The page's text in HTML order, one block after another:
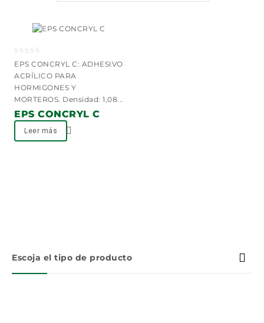
0
out
of
5
EPS CONCRYL C: ADHESIVO
ACRÍLICO PARA
HORMIGONES Y
MORTEROS. Densidad: 1,08...
EPS CONCRYL C
Leer más
Escoja el tipo de producto